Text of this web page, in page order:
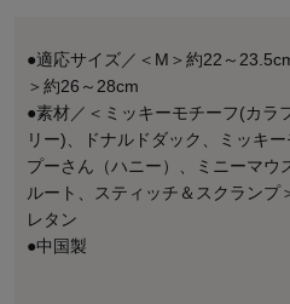
●適応サイズ／＜M＞約22～
＞約26～28cm
●素材／＜ミッキーモチーフ(カラ
リー)、ドナルドダック、ミッキ
プーさん（ハニー）、ミニーマウ
ルート、スティッチ＆スクランプ
レタン
●中国製